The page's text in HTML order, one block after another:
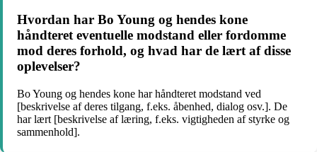
Hvordan har Bo Young og hendes kone
håndteret eventuelle modstand eller fordomme
mod deres forhold, og hvad har de lært af disse
oplevelser?
Bo Young og hendes kone har håndteret modstand ved
[beskrivelse af deres tilgang, f.eks. åbenhed, dialog osv.]. De
har lært [beskrivelse af læring, f.eks. vigtigheden af styrke og
sammenhold].